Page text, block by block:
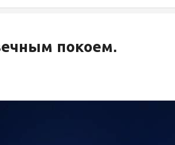
покоем.